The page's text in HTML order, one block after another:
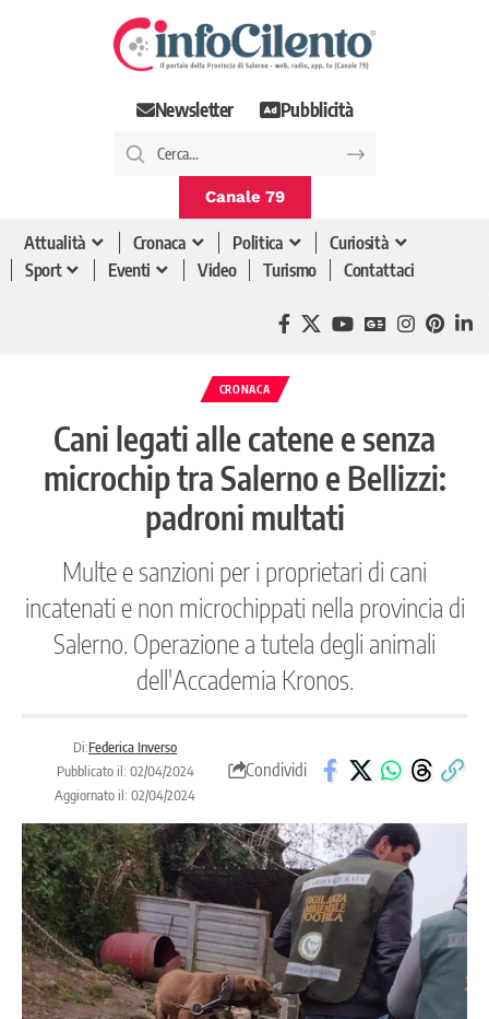
Newsletter Pubblicità
Canale 79
Attualità Cronaca Politica
Curiosità
Sport
Eventi Video Turismo Contattaci
CRONACA
Cani legati alle catene e senza
microchip tra Salerno e Bellizzi:
padroni multati
Multe e sanzioni per i proprietari di cani
incatenati e non microchippati nella provincia di
Salerno. Operazione a tutela degli animali
dell'Accademia Kronos.
Di:Federica Inverso
Pubblicato il: 02/04/2024
Aggiornato il: 02/04/2024
Condividi